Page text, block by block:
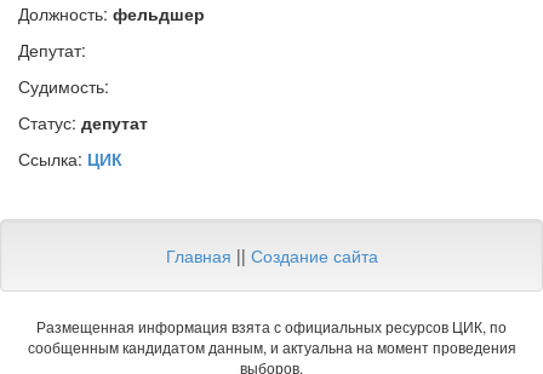
Должность: фельдшер
Депутат:
Судимость:
Статус: депутат
Ссылка: ЦИК
Главная || Создание сайта
Размещенная информация взята с официальных ресурсов ЦИК, по
сообщенным кандидатом данным, и актуальна на момент проведения
выборов.